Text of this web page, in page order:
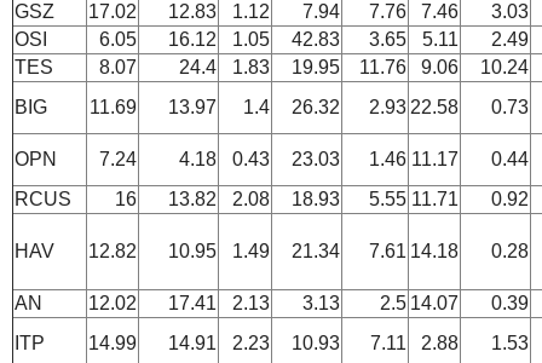
GSZ
17.02 12.83 1.12 7.94 7.76 7.46
3.03
OSI
6.05 16.12 1.05 42.83 3.65 5.11
2.49
TES
8.07 24.4 1.83 19.95 11.76 9.06
10.24
BIG
11.69 13.97 1.4 26.32 2.93 22.58 0.73
OPN 7.24 4.18 0.43 23.03 1.46 11.17
0.44
RCUS
16 13.82 2.08 18.93 5.55 11.71 0.92
HAV 12.82 10.95 1.49 21.34 7.61 14.18 0.28
AN 12.02 17.41 2.13 3.13 2.5 14.07
0.39
ITP
14.99 14.91 2.23 10.93 7.11 2.88 1.53